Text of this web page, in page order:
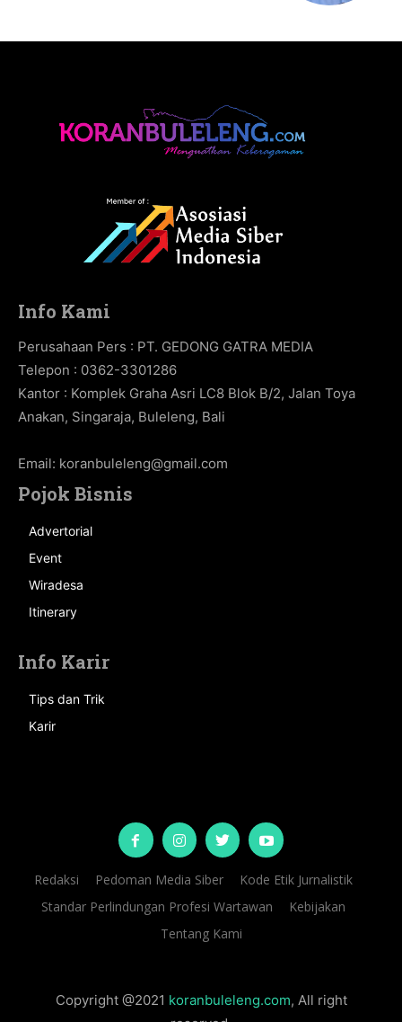
Info Kami
Perusahaan Pers : PT. GEDONG GATRA MEDIA
Telepon : 0362-3301286
Kantor : Komplek Graha Asri LC8 Blok B/2, Jalan Toya
Anakan, Singaraja, Buleleng, Bali
Email: koranbuleleng@gmail.com
Pojok Bisnis
Advertorial
Event
Wiradesa
Itinerary
Info Karir
Tips dan Trik
Karir
Redaksi Pedoman Media Siber
Kode Etik Jurnalistik
Standar Perlindungan Profesi Wartawan
Kebijakan
Tentang Kami
Copyright @2021 koranbuleleng.com, All right